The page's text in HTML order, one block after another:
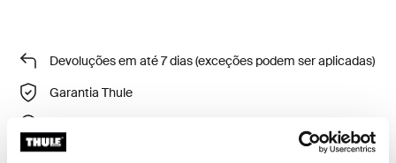
Devoluções em até 7 dias (exceções podem ser aplicadas)
Garantia Thule